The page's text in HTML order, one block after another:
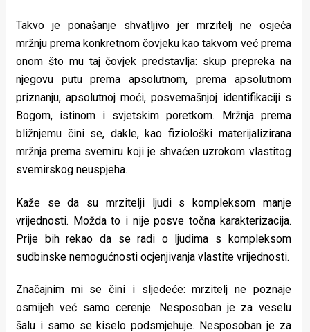
Takvo je ponašanje shvatljivo jer mrzitelj ne osjeća
mržnju prema konkretnom čovjeku kao takvom već prema
onom što mu taj čovjek predstavlja: skup prepreka na
njegovu putu prema apsolutnom, prema apsolutnom
priznanju, apsolutnoj moći, posvemašnjoj identifikaciji s
Bogom, istinom i svjetskim poretkom. Mržnja prema
bližnjemu čini se, dakle, kao fiziološki materijalizirana
mržnja prema svemiru koji je shvaćen uzrokom vlastitog
svemirskog neuspjeha.
Kaže se da su mrzitelji ljudi s kompleksom manje
vrijednosti. Možda to i nije posve točna karakterizacija.
Prije bih rekao da se radi o ljudima s kompleksom
sudbinske nemogućnosti ocjenjivanja vlastite vrijednosti.
Značajnim mi se čini i sljedeće: mrzitelj ne poznaje
osmijeh već samo cerenje. Nesposoban je za veselu
šalu i samo se kiselo podsmjehuje. Nesposoban je za